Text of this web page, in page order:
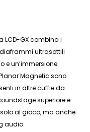
LCD-GX combina i
ultrasottili
e un’immersione
Magnetic sono
in altre cuffie da
superiore e
al gioco, ma anche
audio.